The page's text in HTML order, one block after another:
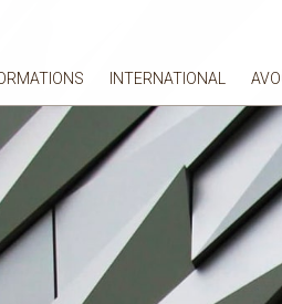
INTERNATIONAL